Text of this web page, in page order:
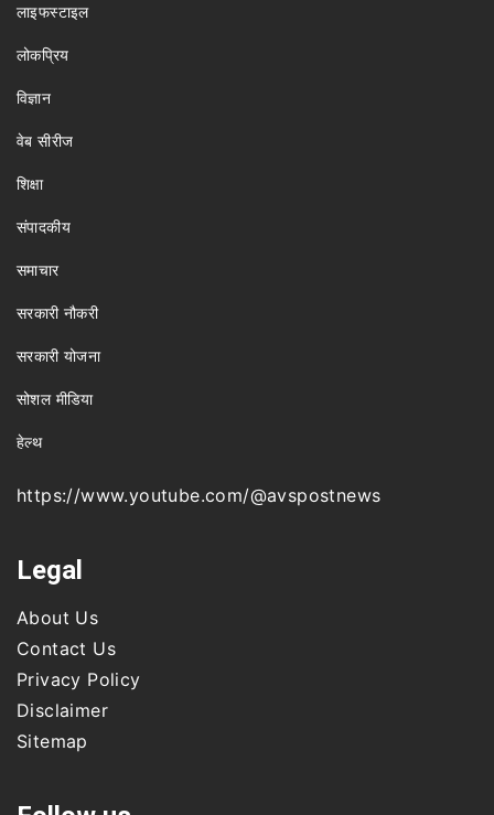
लाइफस्टाइल
लोकप्रिय
विज्ञान
वेब सीरीज
शिक्षा
संपादकीय
समाचार
सरकारी नौकरी
सरकारी योजना
सोशल मीडिया
हेल्थ
https://www.youtube.com/@avspostnews
Legal
About Us
Contact Us
Privacy Policy
Disclaimer
Sitemap